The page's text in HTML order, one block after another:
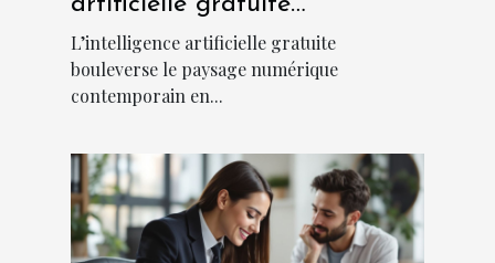
révolutionne-t-elle l'accès au
numérique ?
L’intelligence artificielle gratuite
bouleverse le paysage numérique
contemporain en...